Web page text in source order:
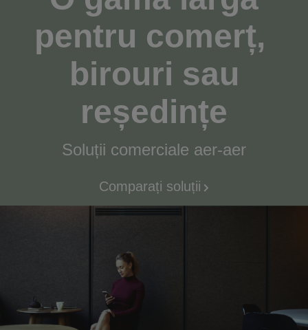
pentru comerț,
birouri sau
reședințe
Soluții comerciale aer-aer
Comparați soluții